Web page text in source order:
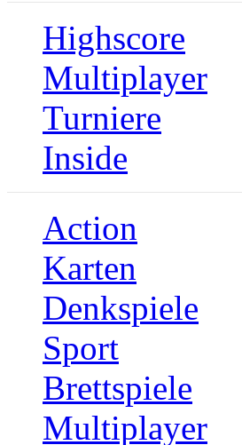
Highscore
Multiplayer
Turniere
Inside
Action
Karten
Denkspiele
Sport
Brettspiele
Multiplayer